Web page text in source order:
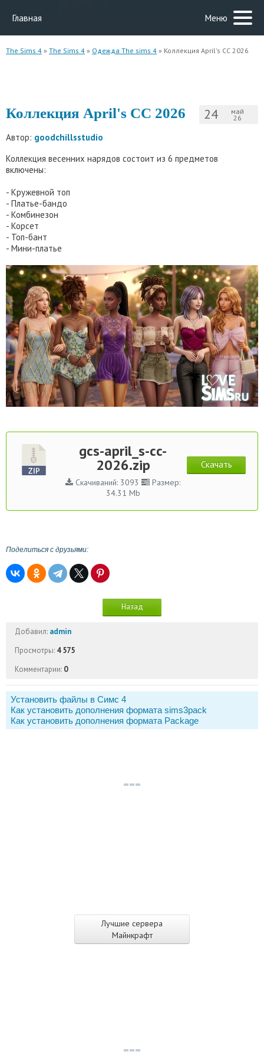
Главная Меню
Лучшие сервера
Майнкрафт
The Sims 4 » The Sims 4 » Одежда The sims 4 » Коллекция April's CC 2026
24 май
26
Коллекция April's CC 2026
Автор: goodchillsstudio
Коллекция весенних нарядов состоит из 6 предметов
включены:
- Кружевной топ
- Платье-бандо
- Комбинезон
- Корсет
- Топ-бант
- Мини-платье
gcs-april_s-cc-
2026.zip
Скачиваний: 3093
Размер:
34.31 Mb
Скачать
Поделиться с друзьями:
Назад
Добавил: admin
Просмотры: 4 575
Комментарии: 0
Установить файлы в Симс 4
Как установить дополнения формата sims3pack
Как установить дополнения формата Package